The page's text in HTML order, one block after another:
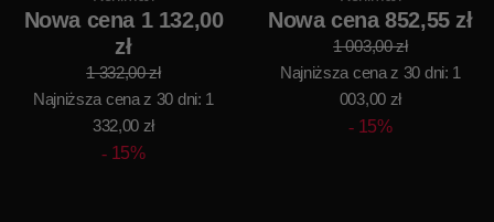
Nowa cena 1 132,00
zł
1 332,00 zł
Najniższa cena z 30 dni: 1
332,00 zł
15%
Nowa cena 852,55 zł
1 003,00 zł
Najniższa cena z 30 dni: 1
003,00 zł
15%